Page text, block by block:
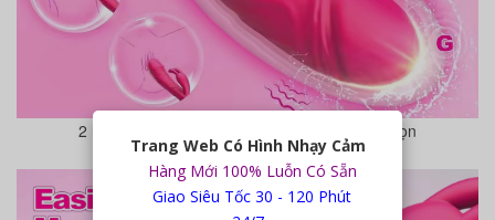
2 nhánh rung kệt hợp cho bạn dễ dàng lựa chọn
Trang Web Có Hình Nhạy Cảm
Hàng Mới 100% Luỗn Có Sẵn
Giao Siêu Tốc 30 - 120 Phút